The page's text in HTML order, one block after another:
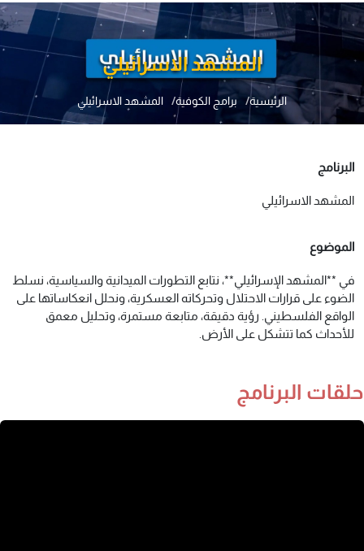
المشهد الاسرائيلي
الرئيسية برامج الكوفية المشهد الاسرائيلي
البرنامج
المشهد الاسرائيلي
الموضوع
في **المشهد الإسرائيلي**، نتابع التطورات الميدانية والسياسية، نسلط
الضوء على قرارات الاحتلال وتحركاته العسكرية، ونحلل انعكاساتها على
الواقع الفلسطيني. رؤية دقيقة، متابعة مستمرة، وتحليل معمق
للأحداث كما تتشكل على الأرض.
حلقات البرنامج